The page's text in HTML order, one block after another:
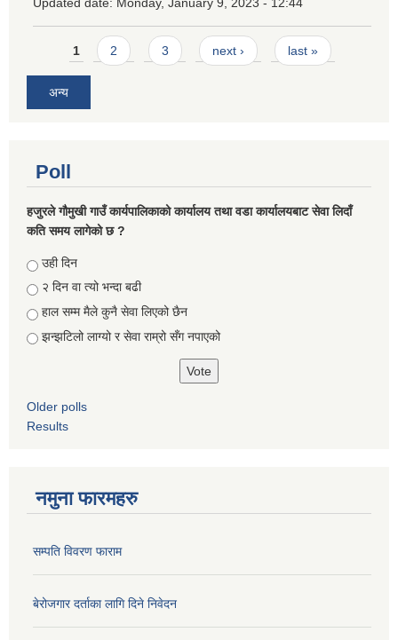
Pages
1 2 3 next › last »
अन्य
Poll
हजुरले गौमुखी गाउँ कार्यपालिकाको कार्यालय तथा वडा कार्यालयबाट सेवा लिदाँ
कति समय लागेको छ ?
Choices
उही दिन
२ दिन वा त्यो भन्दा बढी
हाल सम्म मैले कुनै सेवा लिएको छैन
झन्झटिलो लाग्यो र सेवा राम्रो सँग नपाएको
Older polls
Results
नमुना फारमहरु
सम्पति विवरण फाराम
बेरोजगार दर्ताका लागि दिने निवेदन